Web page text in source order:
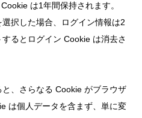
は1年間保持されます。
選択した場合、ログイン情報は2
るとログイン Cookie は消去さ
、さらなる Cookie がブラウザ
は個人データを含まず、単に変